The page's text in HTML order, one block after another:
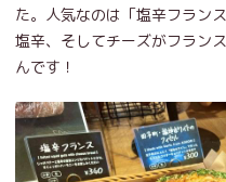
た。人気なのは「塩辛フラン
塩辛、そしてチーズがフラン
んです！